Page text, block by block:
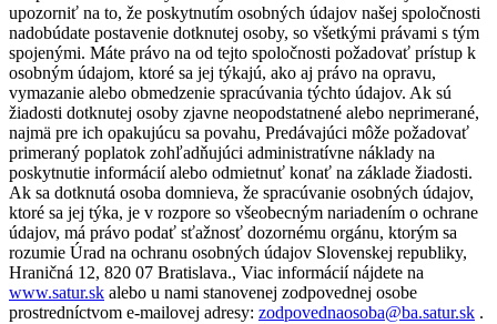
upozorniť na to, že poskytnutím osobných údajov našej spoločnosti
nadobúdate postavenie dotknutej osoby, so všetkými právami s tým
spojenými. Máte právo na od tejto spoločnosti požadovať prístup k
osobným údajom, ktoré sa jej týkajú, ako aj právo na opravu,
vymazanie alebo obmedzenie spracúvania týchto údajov. Ak sú
žiadosti dotknutej osoby zjavne neopodstatnené alebo neprimerané,
najmä pre ich opakujúcu sa povahu, Predávajúci môže požadovať
primeraný poplatok zohľadňujúci administratívne náklady na
poskytnutie informácií alebo odmietnuť konať na základe žiadosti.
Ak sa dotknutá osoba domnieva, že spracúvanie osobných údajov,
ktoré sa jej týka, je v rozpore so všeobecným nariadením o ochrane
údajov, má právo podať sťažnosť dozornému orgánu, ktorým sa
rozumie Úrad na ochranu osobných údajov Slovenskej republiky,
Hraničná 12, 820 07 Bratislava., Viac informácií nájdete na
www.satur.sk alebo u nami stanovenej zodpovednej osobe
prostredníctvom e-mailovej adresy: zodpovednaosoba@ba.satur.sk .